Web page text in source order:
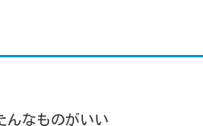
んなものがいい